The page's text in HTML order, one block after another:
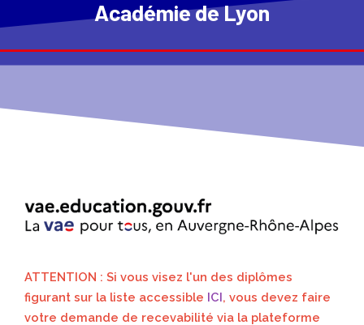
Académie de Lyon
ATTENTION : Si vous visez l'un des diplômes
figurant sur la liste accessible ICI, vous devez faire
votre demande de recevabilité via la plateforme